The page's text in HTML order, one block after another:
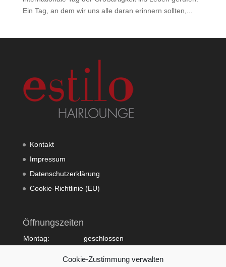
Cookie-Zustimmung verwalten
Ein Tag, an dem wir uns alle daran erinnern sollten,...
Kontakt
Impressum
Datenschutzerklärung
Cookie-Richtlinie (EU)
Öffnungszeiten
Montag:
geschlossen
09:00 - 18:00